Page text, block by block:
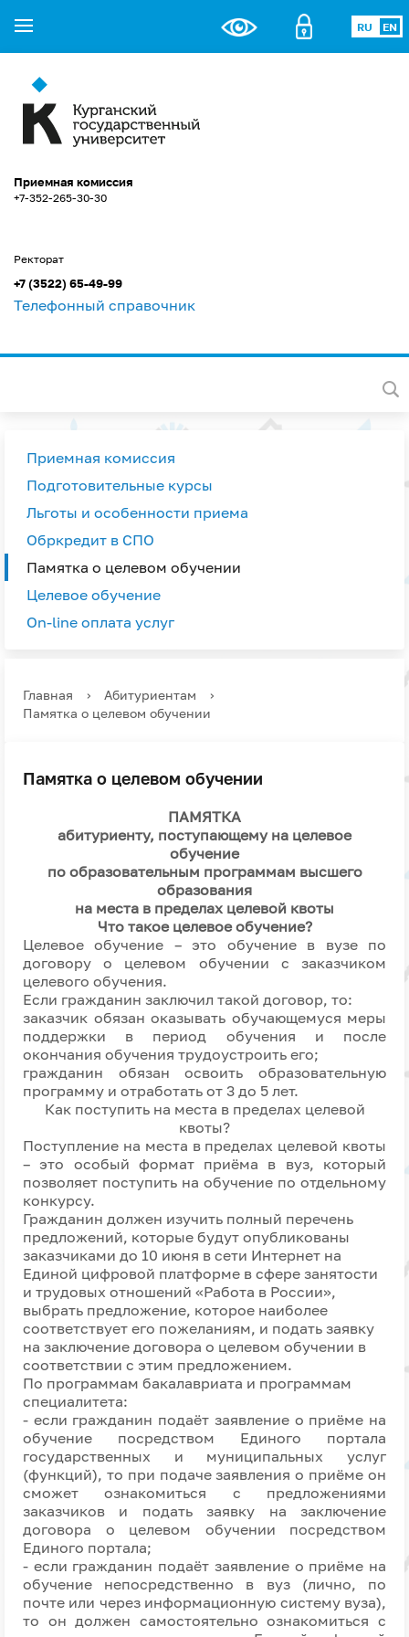
RU EN
Приемная комиссия
+7-352-265-30-30
Ректорат
+7 (3522) 65-49-99
Телефонный справочник
Приемная комиссия
Подготовительные курсы
Льготы и особенности приема
Обркредит в СПО
Памятка о целевом обучении
Целевое обучение
On-line оплата услуг
Главная › Абитуриентам
›
Памятка о целевом обучении
Памятка о целевом обучении
ПАМЯТКА
абитуриенту, поступающему на целевое
обучение
по образовательным программам высшего
образования
на места в пределах целевой квоты
Что такое целевое обучение?
Целевое обучение – это обучение в вузе по
договору о целевом обучении с заказчиком
целевого обучения.
Если гражданин заключил такой договор, то:
заказчик обязан оказывать обучающемуся меры
поддержки в период обучения и после
окончания обучения трудоустроить его;
гражданин обязан освоить образовательную
программу и отработать от 3 до 5 лет.
Как поступить на места в пределах целевой
квоты?
Поступление на места в пределах целевой квоты
– это особый формат приёма в вуз, который
позволяет поступить на обучение по отдельному
конкурсу.
Гражданин должен изучить полный перечень
предложений, которые будут опубликованы
заказчиками до 10 июня в сети Интернет на
Единой цифровой платформе в сфере занятости
и трудовых отношений «Работа в России»,
выбрать предложение, которое наиболее
соответствует его пожеланиям, и подать заявку
на заключение договора о целевом обучении в
соответствии с этим предложением.
По программам бакалавриата и программам
специалитета:
- если гражданин подаёт заявление о приёме на
обучение посредством Единого портала
государственных и муниципальных услуг
(функций), то при подаче заявления о приёме он
сможет ознакомиться с предложениями
заказчиков и подать заявку на заключение
договора о целевом обучении посредством
Единого портала;
- если гражданин подаёт заявление о приёме на
обучение непосредственно в вуз (лично, по
почте или через информационную систему вуза),
то он должен самостоятельно ознакомиться с